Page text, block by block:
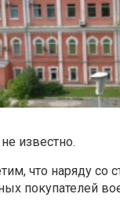
известно.
что наряду со
покупателей